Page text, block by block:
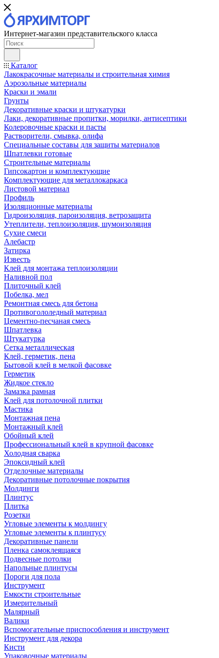
Интернет-магазин представительского класса
Каталог
Лакокрасочные материалы и строительная химия
Аэрозольные материалы
Краски и эмали
Грунты
Декоративные краски и штукатурки
Лаки, декоративные пропитки, морилки, антисептики
Колеровочные краски и пасты
Растворители, смывка, олифа
Специальные составы для защиты материалов
Шпатлевки готовые
Строительные материалы
Гипсокартон и комплектующие
Комплектующие для металлокаркаса
Листовой материал
Профиль
Изоляционные материалы
Гидроизоляция, пароизоляция, ветрозащита
Утеплители, теплоизоляция, шумоизоляция
Сухие смеси
Алебастр
Затирка
Известь
Клей для монтажа теплоизоляции
Наливной пол
Плиточный клей
Побелка, мел
Ремонтная смесь для бетона
Противогололедный материал
Цементно-песчаная смесь
Шпатлевка
Штукатурка
Сетка металлическая
Клей, герметик, пена
Бытовой клей в мелкой фасовке
Герметик
Жидкое стекло
Замазка рамная
Клей для потолочной плитки
Мастика
Монтажная пена
Монтажный клей
Обойный клей
Профессиональный клей в крупной фасовке
Холодная сварка
Эпоксидный клей
Отделочные материалы
Декоративные потолочные покрытия
Молдинги
Плинтус
Плитка
Розетки
Угловые элементы к молдингу
Угловые элементы к плинтусу
Декоративные панели
Пленка самоклеящаяся
Подвесные потолки
Напольные плинтусы
Пороги для пола
Инструмент
Емкости строительные
Измерительный
Малярный
Валики
Вспомогательные приспособления и инструмент
Инструмент для декора
Кисти
Упаковочные материалы